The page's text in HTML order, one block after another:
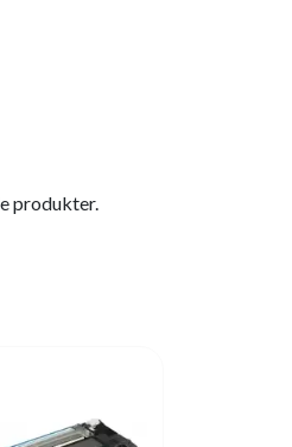
produkter.